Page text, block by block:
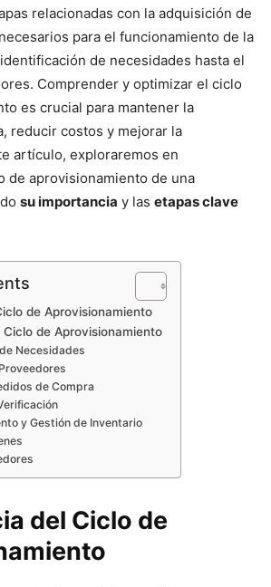
relacionadas con la adquisición de
para el funcionamiento de la
de necesidades hasta el
Comprender y optimizar el ciclo
es crucial para mantener la
reducir costos y mejorar la
artículo, exploraremos en
de aprovisionamiento de una
su importancia y las etapas clave
de Aprovisionamiento
Ciclo de Aprovisionamiento
Necesidades
de Compra
y Gestión de Inventario
del Ciclo de